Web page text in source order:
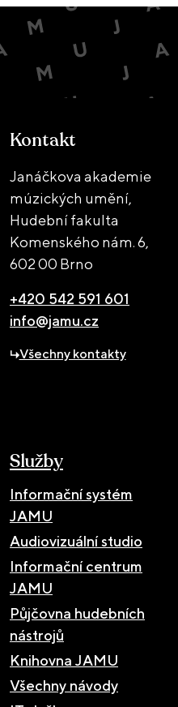
Kontakt
Janáčkova akademie
múzických umění,
Hudební fakulta
Komenského nám. 6,
602 00 Brno
+420 542 591 601
info@jamu.cz
Všechny kontakty
Služby
Informační systém
JAMU
Audiovizuální studio
Informační centrum
JAMU
Půjčovna hudebních
nástrojů
Knihovna JAMU
Všechny návody